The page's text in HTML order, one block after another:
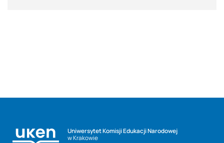
Uniwersytet Komisji Edukacji Narodowej
w Krakowie